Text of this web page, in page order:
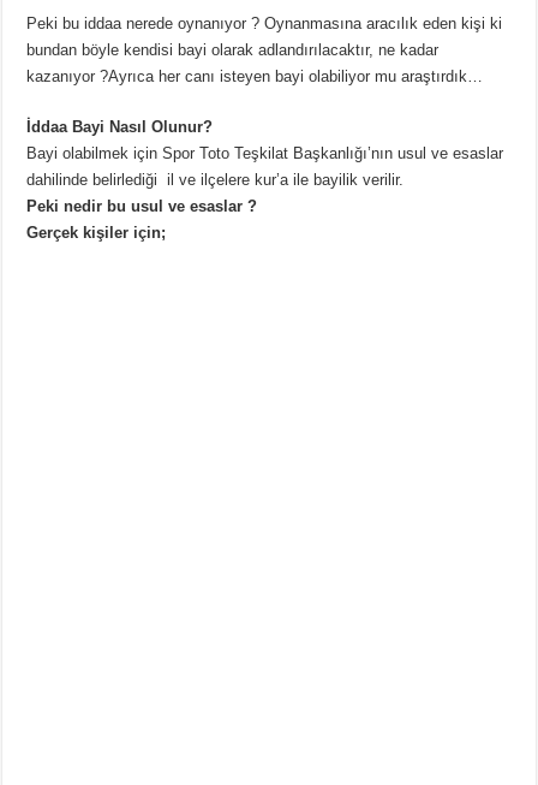
Peki bu iddaa nerede oynanıyor ? Oynanmasına aracılık eden kişi ki
bundan böyle kendisi bayi olarak adlandırılacaktır, ne kadar
kazanıyor ?Ayrıca her canı isteyen bayi olabiliyor mu araştırdık…
İddaa Bayi Nasıl Olunur?
Bayi olabilmek için Spor Toto Teşkilat Başkanlığı’nın usul ve esaslar
dahilinde belirlediği il ve ilçelere kur’a ile bayilik verilir.
Peki nedir bu usul ve esaslar ?
Gerçek kişiler için;